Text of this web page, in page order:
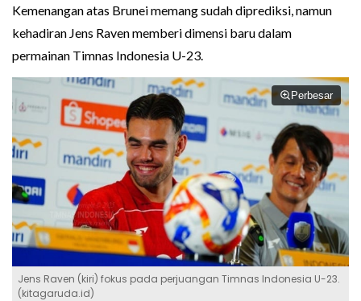
Kemenangan atas Brunei memang sudah diprediksi, namun
kehadiran Jens Raven memberi dimensi baru dalam
permainan Timnas Indonesia U-23.
Perbesar
Jens Raven (kiri) fokus pada perjuangan Timnas Indonesia U-23.
(kitagaruda.id)